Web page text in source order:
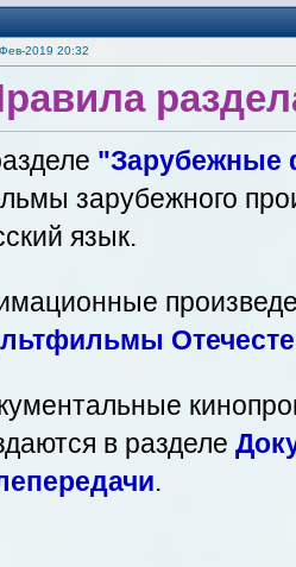
2019 20:32
зарубежного
язык.
в разделе
.